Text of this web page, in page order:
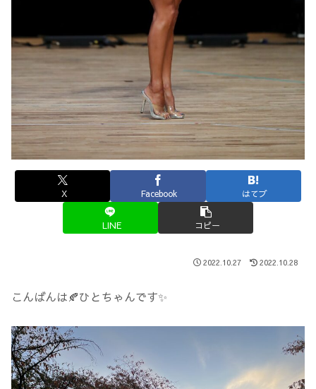
X Facebook はてブ
LINE コピー
2022.10.27 2022.10.28
こんばんは🍂ひとちゃんです✨